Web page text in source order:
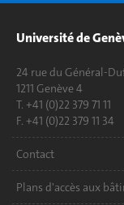
Université de
24 rue du Général-
1211 Genève 4
T. +41 (0)22 379 71 11
F. +41 (0)22 379 11 34
Contact
Plans d'accès aux